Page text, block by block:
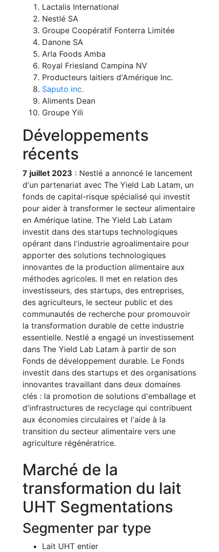
Lactalis International
Nestlé SA
Groupe Coopératif Fonterra Limitée
Danone SA
Arla Foods Amba
Royal Friesland Campina NV
Producteurs laitiers d'Amérique Inc.
Saputo inc.
Aliments Dean
Groupe Yili
Développements
récents
7 juillet 2023 : Nestlé a annoncé le lancement
d'un partenariat avec The Yield Lab Latam, un
fonds de capital-risque spécialisé qui investit
pour aider à transformer le secteur alimentaire
en Amérique latine. The Yield Lab Latam
investit dans des startups technologiques
opérant dans l'industrie agroalimentaire pour
apporter des solutions technologiques
innovantes de la production alimentaire aux
méthodes agricoles. Il met en relation des
investisseurs, des startups, des entreprises,
des agriculteurs, le secteur public et des
communautés de recherche pour promouvoir
la transformation durable de cette industrie
essentielle. Nestlé a engagé un investissement
dans The Yield Lab Latam à partir de son
Fonds de développement durable. Le Fonds
investit dans des startups et des organisations
innovantes travaillant dans deux domaines
clés : la promotion de solutions d'emballage et
d'infrastructures de recyclage qui contribuent
aux économies circulaires et l'aide à la
transition du secteur alimentaire vers une
agriculture régénératrice.
Marché de la
transformation du lait
UHT Segmentations
Segmenter par type
Lait UHT entier